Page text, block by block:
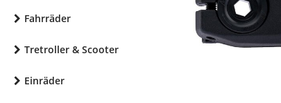
Fahrräder
Tretroller & Scooter
Einräder